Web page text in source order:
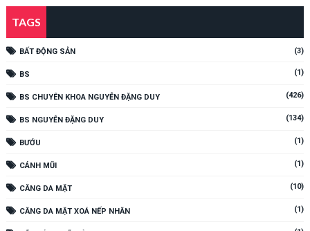
TAGS
BẤT ĐỘNG SẢN (3)
BS (1)
BS CHUYÊN KHOA NGUYỄN ĐẶNG DUY (426)
BS NGUYỄN ĐẶNG DUY (134)
BƯỚU (1)
CÁNH MŨI (1)
CĂNG DA MẶT (10)
CĂNG DA MẶT XOÁ NẾP NHĂN (1)